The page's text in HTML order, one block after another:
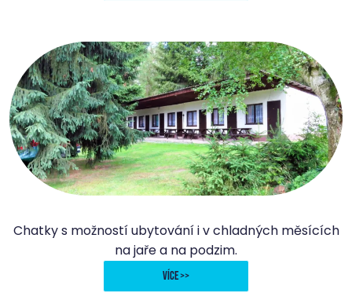
Chatky s možností ubytování i v chladných měsících
na jaře a na podzim.
více >>